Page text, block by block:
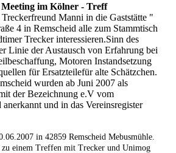
im Kölner - Treff
Manni in die Gaststätte "
4 in Remscheid alle zum Stammtisch
Trecker interessieren.Sinn des
Linie der Austausch von Erfahrung bei
Motoren Instandsetzung
für Ersatzteilefür alte Schätzchen.
wurden ab Juni 2007 als
der Bezeichnung e.V vom
und in das Vereinsregister
in 42859 Remscheid Mebusmühle.
einem Treffen mit Trecker und Unimog